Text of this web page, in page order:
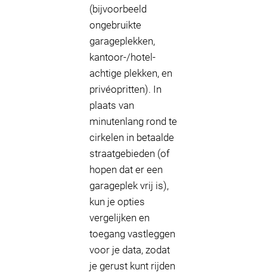
(bijvoorbeeld
ongebruikte
garageplekken,
kantoor-/hotel-
achtige plekken, en
privéopritten). In
plaats van
minutenlang rond te
cirkelen in betaalde
straatgebieden (of
hopen dat er een
garageplek vrij is),
kun je opties
vergelijken en
toegang vastleggen
voor je data, zodat
je gerust kunt rijden